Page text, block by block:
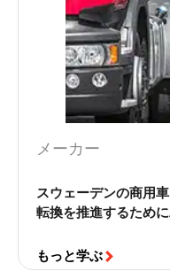
メーカー
スウェーデンの商用
転換を推進するため
もっと学ぶ